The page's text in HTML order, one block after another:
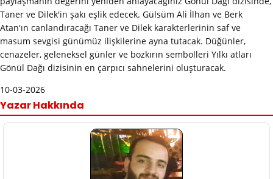
Taner ve Dilek'in şakı eşlik edecek. Gülsüm Ali İlhan ve Berk
Atan'ın canlandıracağı Taner ve Dilek karakterlerinin saf ve
masum sevgisi günümüz ilişkilerine ayna tutacak. Düğünler,
cenazeler, geleneksel günler ve bozkırın sembolleri Yılkı atları
Gönül Dağı dizisinin en çarpıcı sahnelerini oluşturacak.
10-03-2026
Yazar Hakkında